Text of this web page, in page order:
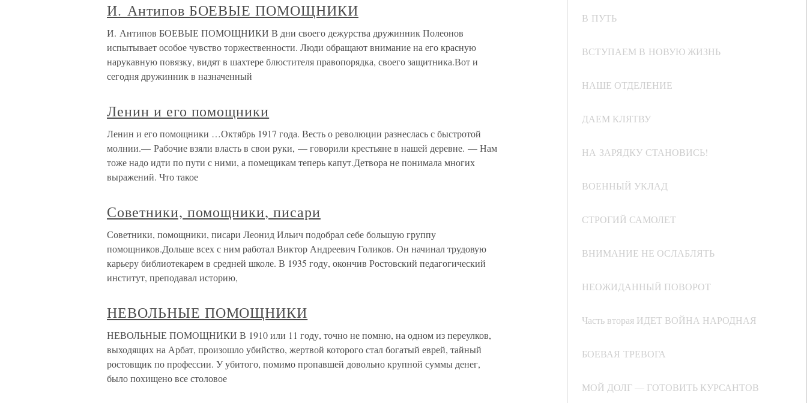
В ПУТЬ
ВСТУПАЕМ В НОВУЮ ЖИЗНЬ
НАШЕ ОТДЕЛЕНИЕ
ДАЕМ КЛЯТВУ
НА ЗАРЯДКУ СТАНОВИСЬ!
ВОЕННЫЙ УКЛАД
СТРОГИЙ САМОЛЕТ
ВНИМАНИЕ НЕ ОСЛАБЛЯТЬ
НЕОЖИДАННЫЙ ПОВОРОТ
Часть вторая ИДЕТ ВОЙНА НАРОДНАЯ
БОЕВАЯ ТРЕВОГА
МОЙ ДОЛГ — ГОТОВИТЬ КУРСАНТОВ
И. Антипов БОЕВЫЕ ПОМОЩНИКИ
И. Антипов БОЕВЫЕ ПОМОЩНИКИ В дни своего дежурства дружинник Полеонов
испытывает особое чувство торжественности. Люди обращают внимание на его красную
нарукавную повязку, видят в шахтере блюстителя правопорядка, своего защитника.Вот и
сегодня дружинник в назначенный
Ленин и его помощники
Ленин и его помощники …Октябрь 1917 года. Весть о революции разнеслась с быстротой
молнии.— Рабочие взяли власть в свои руки, — говорили крестьяне в нашей деревне. — Нам
тоже надо идти по пути с ними, а помещикам теперь капут.Детвора не понимала многих
выражений. Что такое
Советники, помощники, писари
Советники, помощники, писари Леонид Ильич подобрал себе большую группу
помощников.Дольше всех с ним работал Виктор Андреевич Голиков. Он начинал трудовую
карьеру библиотекарем в средней школе. В 1935 году, окончив Ростовский педагогический
институт, преподавал историю,
НЕВОЛЬНЫЕ ПОМОЩНИКИ
НЕВОЛЬНЫЕ ПОМОЩНИКИ В 1910 или 11 году, точно не помню, на одном из переулков,
выходящих на Арбат, произошло убийство, жертвой которого стал богатый еврей, тайный
ростовщик по профессии. У убитого, помимо пропавшей довольно крупной суммы денег,
было похищено все столовое